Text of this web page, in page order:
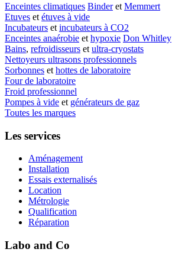
Enceintes climatiques Binderet Memmert
Etuves et étuves à vide
Incubateurs et incubateurs à CO2
Enceintes anaérobie et hypoxie Don Whitley
Bains, refroidisseurs et ultra-cryostats
Nettoyeurs ultrasons professionnels
Sorbonnes et hottes de laboratoire
Four de laboratoire
Froid professionnel
Pompes à vide et générateurs de gaz
Toutes les marques
Les services
Aménagement
Installation
Essais externalisés
Location
Métrologie
Qualification
Réparation
Labo and Co